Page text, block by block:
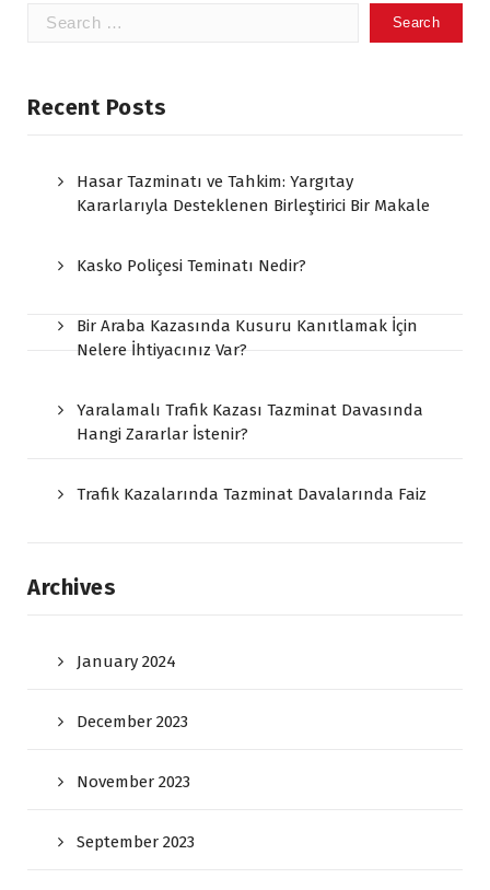
Search
Recent Posts
Hasar Tazminatı ve Tahkim: Yargıtay
Kararlarıyla Desteklenen Birleştirici Bir Makale
Kasko Poliçesi Teminatı Nedir?
Bir Araba Kazasında Kusuru Kanıtlamak İçin
Nelere İhtiyacınız Var?
Yaralamalı Trafik Kazası Tazminat Davasında
Hangi Zararlar İstenir?
Trafik Kazalarında Tazminat Davalarında Faiz
Archives
January 2024
December 2023
November 2023
September 2023